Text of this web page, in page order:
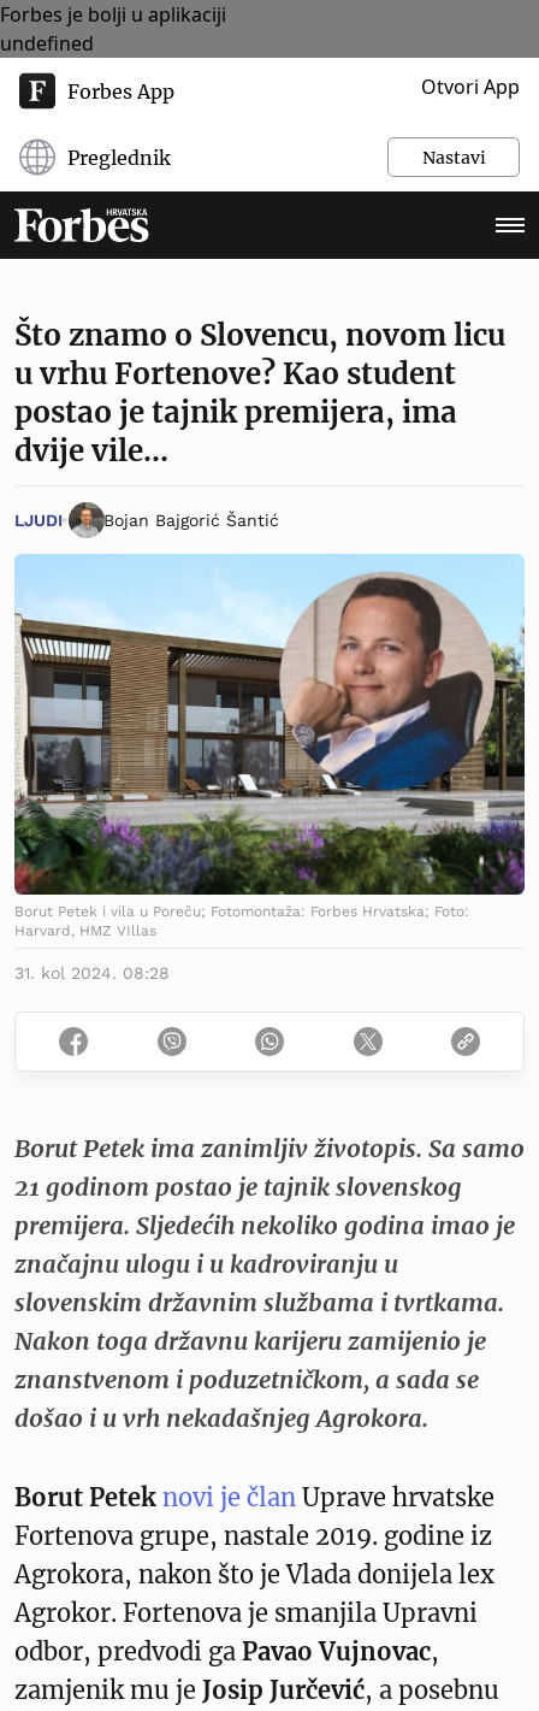
Forbes je bolji u aplikaciji
undefined
Forbes App Otvori App
Preglednik Nastavi
Što znamo o Slovencu, novom licu
u vrhu Fortenove? Kao student
postao je tajnik premijera, ima
dvije vile…
LJUDI Bojan Bajgorić Šantić
Borut Petek i vila u Poreču; Fotomontaža: Forbes Hrvatska; Foto:
Harvard, HMZ VIllas
31. kol 2024. 08:28
Borut Petek ima zanimljiv životopis. Sa samo
21 godinom postao je tajnik slovenskog
premijera. Sljedećih nekoliko godina imao je
značajnu ulogu i u kadroviranju u
slovenskim državnim službama i tvrtkama.
Nakon toga državnu karijeru zamijenio je
znanstvenom i poduzetničkom, a sada se
došao i u vrh nekadašnjeg Agrokora.
Borut Petek novi je član Uprave hrvatske
Fortenova grupe, nastale 2019. godine iz
Agrokora, nakon što je Vlada donijela lex
Agrokor. Fortenova je smanjila Upravni
odbor, predvodi ga Pavao Vujnovac,
zamjenik mu je Josip Jurčević, a posebnu